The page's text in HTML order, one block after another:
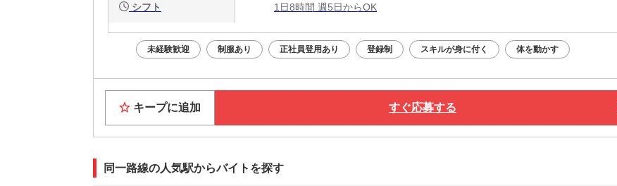
シフト 1日8時間 週5日からOK
未経験歓迎 制服あり 正社員登用あり 登録制 スキルが身に付く 体を動かす
キープに追加 すぐ応募する
同一路線の人気駅からバイトを探す